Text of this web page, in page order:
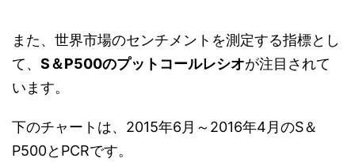
また、世界市場のセンチメントを測定する指標とし
て、 S＆P500のプットコールレシオが注目されて
います。
下のチャートは、2015年6月～2016年4月のS＆
P500とPCRです。